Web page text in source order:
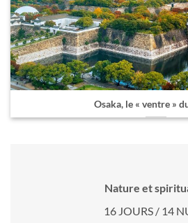
Osaka, le « ventre »
Nature et
16 JOURS / 14